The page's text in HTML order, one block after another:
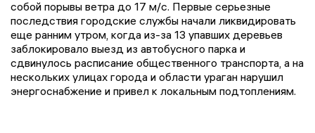
собой порывы ветра до 17 м/с. Первые серьезные
последствия городские службы начали ликвидировать
еще ранним утром, когда из-за 13 упавших деревьев
заблокировало выезд из автобусного парка и
сдвинулось расписание общественного транспорта, а на
нескольких улицах города и области ураган нарушил
энергоснабжение и привел к локальным подтоплениям.